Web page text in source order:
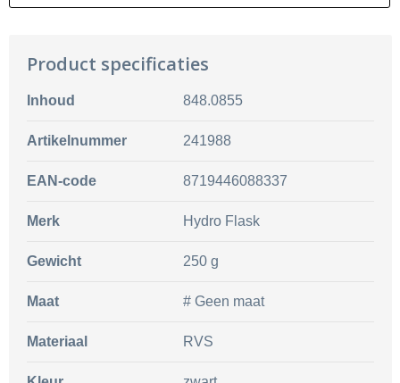
Product specificaties
Inhoud 848.0855
Artikelnummer 241988
EAN-code 8719446088337
Merk Hydro Flask
Gewicht 250 g
Maat # Geen maat
Materiaal RVS